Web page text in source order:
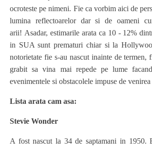
ocroteste pe nimeni. Fie ca vorbim aici de
lumina reflectoarelor dar si de oameni
arii! Asadar, estimarile arata ca 10 - 12%
in SUA sunt prematuri chiar si la
notorietate fie s-au nascut inainte de termen,
grabit sa vina mai repede pe lume
evenimentele si obstacolele impuse de
Lista arata cam asa:
Stevie Wonder
A fost nascut la 34 de saptamani in 1950.